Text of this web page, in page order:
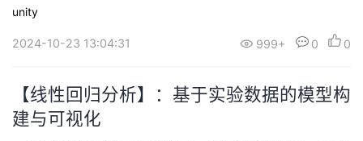
unity
2024-10-23 13:04:31 999+ 0 0
【线性回归分析】：基于实验数据的模型构
建与可视化